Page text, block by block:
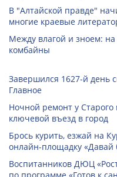
В "Алтайской правде"
многие краевые
Между влагой и зноем:
комбайны
Завершился 1627-й день
Главное
Ночной ремонт у
ключевой въезд в город
Брось курить, езжай на
онлайн-­площадку «Давай
Воспитанников ДЮЦ